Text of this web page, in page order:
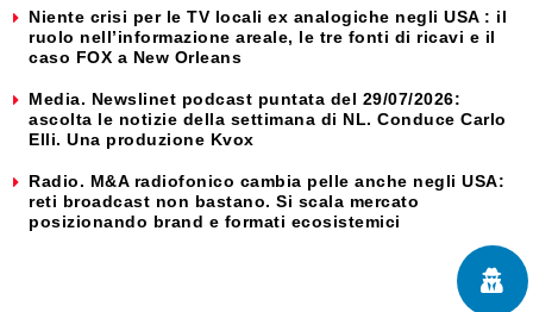
Niente crisi per le TV locali ex analogiche negli USA : il
ruolo nell’informazione areale, le tre fonti di ricavi e il
caso FOX a New Orleans
Media. Newslinet podcast puntata del 29/07/2026:
ascolta le notizie della settimana di NL. Conduce Carlo
Elli. Una produzione Kvox
Radio. M&A radiofonico cambia pelle anche negli USA:
reti broadcast non bastano. Si scala mercato
posizionando brand e formati ecosistemici